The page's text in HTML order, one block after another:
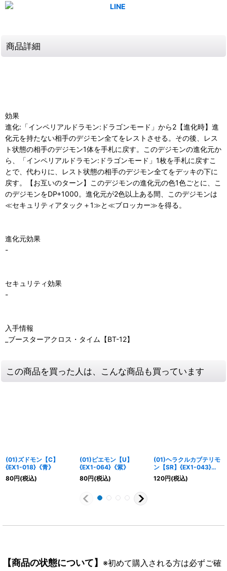
商品詳細
効果
進化:「インペリアルドラモン:ドラゴンモード」から2【進化時】進
化元を持たない相手のデジモン全てをレストさせる。その後、レス
ト状態の相手のデジモン1体を手札に戻す。このデジモンの進化元か
ら、「インペリアルドラモン:ドラゴンモード」1枚を手札に戻すこ
とで、代わりに、レスト状態の相手のデジモン全てをデッキの下に
戻す。【お互いのターン】このデジモンの進化元の色1色ごとに、こ
のデジモンをDP+1000。進化元が2色以上ある間、このデジモンは
≪セキュリティアタック＋1≫と≪ブロッカー≫を得る。
進化元効果
-
セキュリティ効果
-
入手情報
_ブースターアクロス・タイム【BT-12】
この商品を買った人は、こんな商品も買っています
(01)ズドモン【C】
{EX1-018}《青》
80円(税込)
(01)ピエモン【U】
{EX1-064}《紫》
80円(税込)
(01)ヘラクルカブテリモ
ン【SR】{EX1-043}
《緑》
120円(税込)
【商品の状態について】 ※初めて購入される方は必ずご確